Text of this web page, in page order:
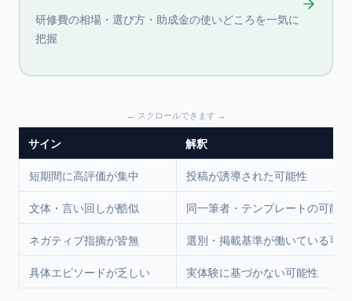
研修費の相場・選び方・助成金の使いどころを一気に
把握
サイン 解釈
短期間に高評価が集中 投稿が誘導された可能性
文体・言い回しが酷似 同一筆者・テンプレートの可能性
ネガティブ指摘が皆無 選別・掲載基準が働いている可
具体エピソードが乏しい 実体験に基づかない可能性